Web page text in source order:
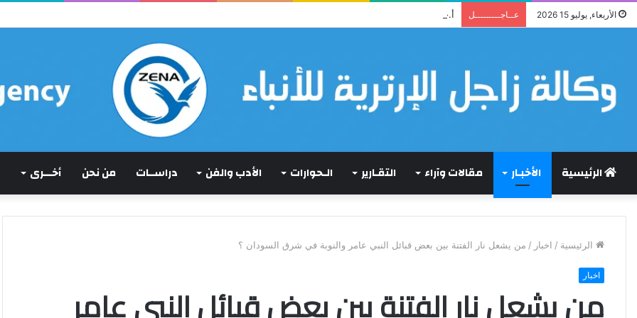
الأربعاء, يوليو 15 2026 عــاجـــــــــل أ.حسين زمزمي يقارع النظام حجة بحجة
الرئيسية الأخبـار مقالات وآراء التقـارير الـحوارات الأدب والفن دراســات من نحن أخـــرى
الرئيسية / اخبار / من يشعل نار الفتنة بين بعض قبائل النبي عامر والنوبة في شرق السودان ؟
اخبار
من يشعل نار الفتنة بين بعض قبائل النبي عامر